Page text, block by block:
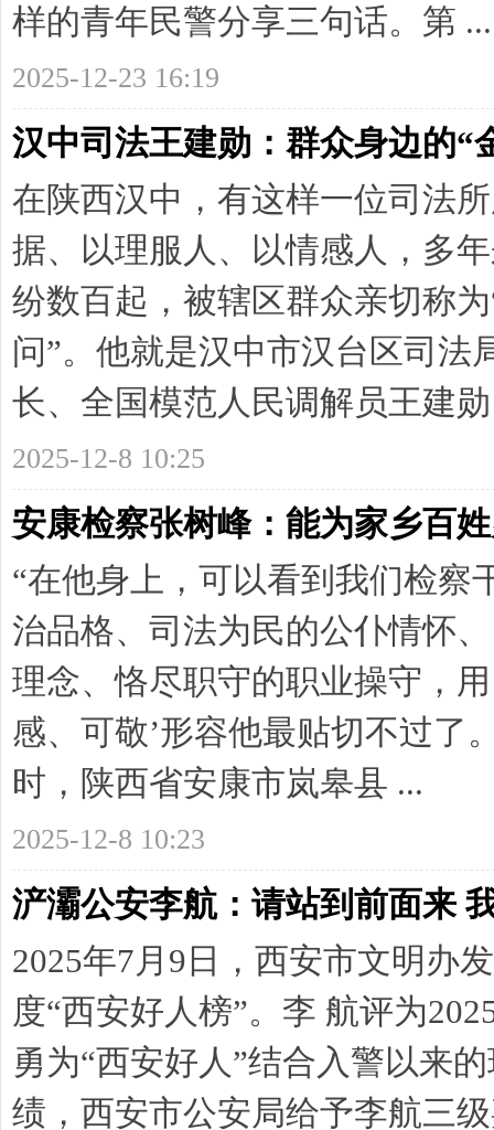
样的青年民警分享三句话。第 ...
2025-12-23 16:19
汉中司法王建勋：群众身边的“
在陕西汉中，有这样一位司法
据、以理服人、以情感人，多
纷数百起，被辖区群众亲切称
问”。他就是汉中市汉台区司法
长、全国模范人民调解员王建
2025-12-8 10:25
安康检察张树峰：能为家乡百
“在他身上，可以看到我们检察
治品格、司法为民的公仆情怀、
理念、恪尽职守的职业操守，
感、可敬’形容他最贴切不过了
时，陕西省安康市岚皋县 ...
2025-12-8 10:23
浐灞公安李航：请站到前面来
2025年7月9日，西安市文明办
度“西安好人榜”。李 航评为
勇为“西安好人”结合入警以来
绩，西安市公安局给予李航三